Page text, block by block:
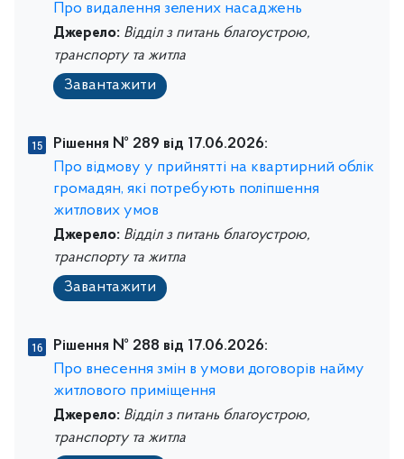
Про видалення зелених насаджень
Джерело: Відділ з питань благоустрою,
транспорту та житла
Завантажити
Рішення № 289 від 17.06.2026:
Про відмову у прийнятті на квартирний облік
громадян, які потребують поліпшення
житлових умов
Джерело: Відділ з питань благоустрою,
транспорту та житла
Завантажити
Рішення № 288 від 17.06.2026:
Про внесення змін в умови договорів найму
житлового приміщення
Джерело: Відділ з питань благоустрою,
транспорту та житла